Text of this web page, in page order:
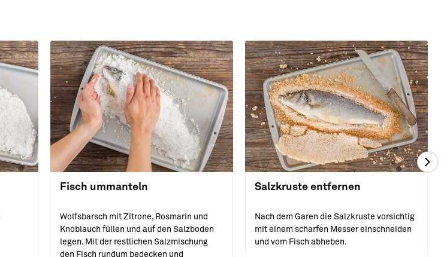
Fisch ummanteln
Wolfsbarsch mit Zitrone, Rosmarin und
Knoblauch füllen und auf den Salzboden
legen. Mit der restlichen Salzmischung
den Fisch rundum bedecken und
Salzkruste entfernen
Nach dem Garen die Salzkruste vorsichtig
mit einem scharfen Messer einschneiden
und vom Fisch abheben.